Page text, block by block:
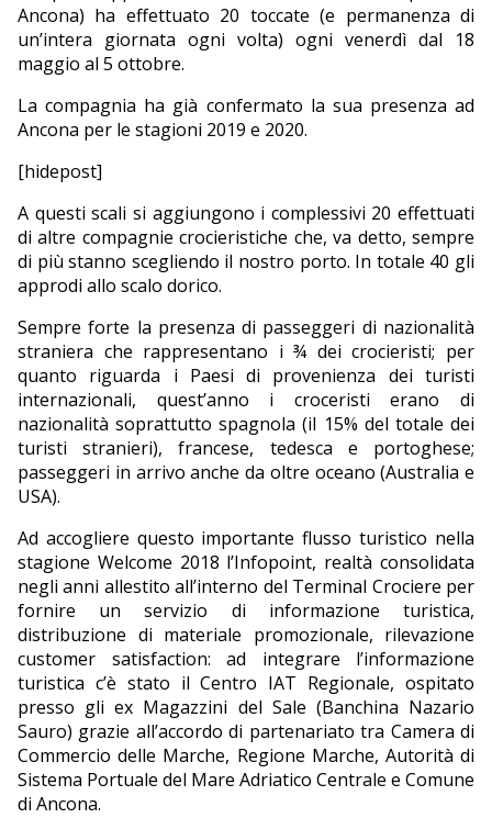
Ancona) ha effettuato 20 toccate (e permanenza di
un’intera giornata ogni volta) ogni venerdì dal 18
maggio al 5 ottobre.
La compagnia ha già confermato la sua presenza ad
Ancona per le stagioni 2019 e 2020.
[hidepost]
A questi scali si aggiungono i complessivi 20 effettuati
di altre compagnie crocieristiche che, va detto, sempre
di più stanno scegliendo il nostro porto. In totale 40 gli
approdi allo scalo dorico.
Sempre forte la presenza di passeggeri di nazionalità
straniera che rappresentano i ¾ dei crocieristi; per
quanto riguarda i Paesi di provenienza dei turisti
internazionali, quest’anno i croceristi erano di
nazionalità soprattutto spagnola (il 15% del totale dei
turisti stranieri), francese, tedesca e portoghese;
passeggeri in arrivo anche da oltre oceano (Australia e
USA).
Ad accogliere questo importante flusso turistico nella
stagione Welcome 2018 l’Infopoint, realtà consolidata
negli anni allestito all’interno del Terminal Crociere per
fornire un servizio di informazione turistica,
distribuzione di materiale promozionale, rilevazione
customer satisfaction: ad integrare l’informazione
turistica c’è stato il Centro IAT Regionale, ospitato
presso gli ex Magazzini del Sale (Banchina Nazario
Sauro) grazie all’accordo di partenariato tra Camera di
Commercio delle Marche, Regione Marche, Autorità di
Sistema Portuale del Mare Adriatico Centrale e Comune
di Ancona.